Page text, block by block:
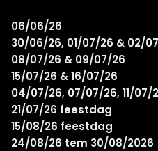
06/06/26
30/06/26, 01/07/26 & 02/
08/07/26 & 09/07/26
15/07/26 & 16/07/26
04/07/26, 07/07/26, 11/07/
21/07/26 feestdag
15/08/26 feestdag
24/08/26 tem 30/08/2026